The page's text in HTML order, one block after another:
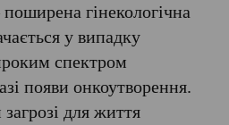
гінекологічна
у випадку
спектром
появи онкоутворення.
для життя